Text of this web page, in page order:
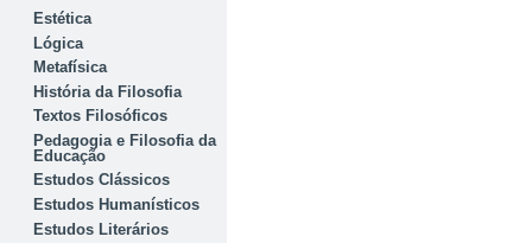
Estética
Lógica
Metafísica
História da Filosofia
Textos Filosóficos
Pedagogia e Filosofia da
Educação
Estudos Clássicos
Estudos Humanísticos
Estudos Literários